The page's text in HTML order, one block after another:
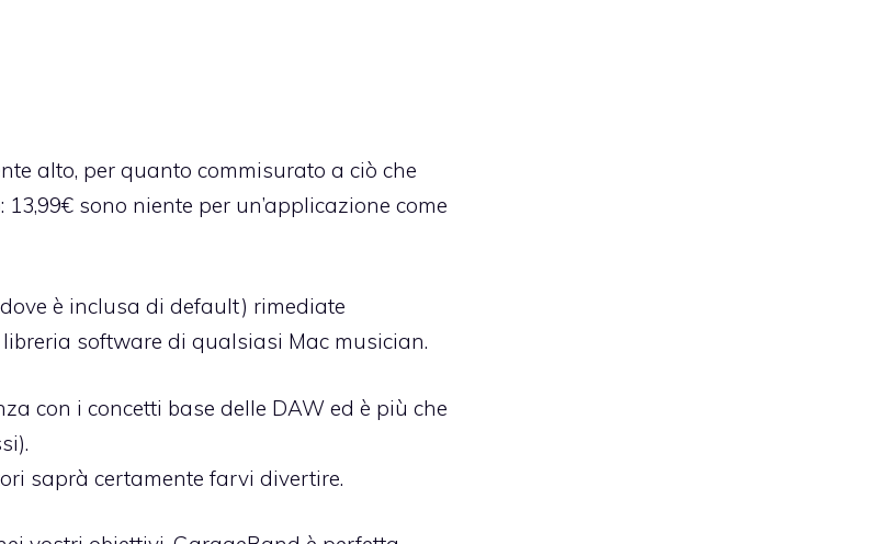
alto, per quanto commisurato a ciò che
sono niente per un’applicazione come
è inclusa di default) rimediate
software di qualsiasi Mac musician.
con i concetti base delle DAW ed è più che
saprà certamente farvi divertire.